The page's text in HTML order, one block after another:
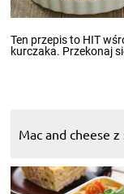
Ten przepis to HIT
kurczaka. Przekonaj
Mac and cheese z